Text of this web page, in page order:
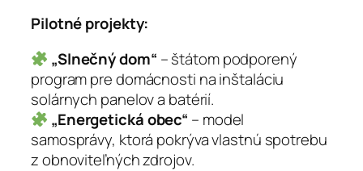
Pilotné projekty:
„Slnečný dom“ – štátom podporený
program pre domácnosti na inštaláciu
solárnych panelov a batérií.
„Energetická obec“ – model
samosprávy, ktorá pokrýva vlastnú spotrebu
z obnoviteľných zdrojov.